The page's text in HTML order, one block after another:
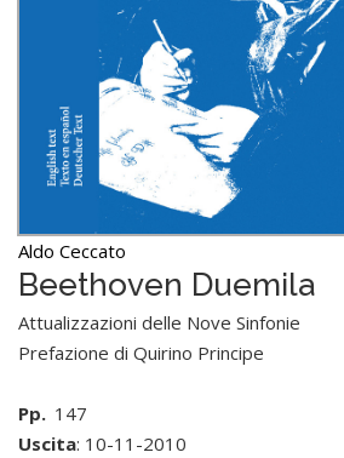
Aldo Ceccato
Beethoven Duemila
Attualizzazioni delle Nove Sinfonie
Prefazione di Quirino Principe
Pp. 147
Uscita: 10-11-2010